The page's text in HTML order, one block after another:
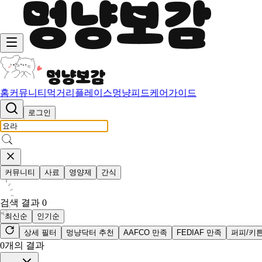
홈커뮤니티 먹거리 플레이스멍냥피드케어가이드
로그인
커뮤니티 사료 영양제 간식
검색 결과 0
최신순
인기순
상세 필터
멍냥닥터 추천 AAFCO 만족 FEDIAF 만족 퍼피/키
0개의 결과